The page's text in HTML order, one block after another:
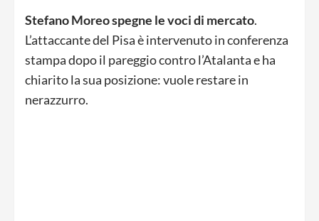
Stefano Moreo spegne le voci di mercato.
L’attaccante del Pisa è intervenuto in conferenza
stampa dopo il pareggio contro l’Atalanta e ha
chiarito la sua posizione: vuole restare in
nerazzurro.